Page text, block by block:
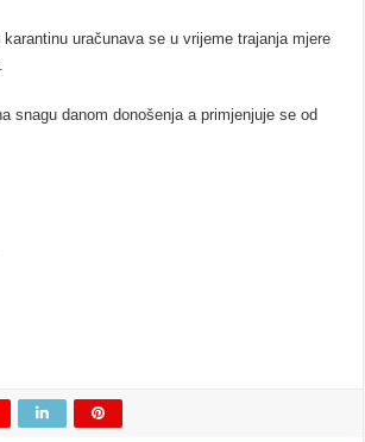
uračunava se u vrijeme trajanja mjere
snagu danom donošenja a primjenjuje se od